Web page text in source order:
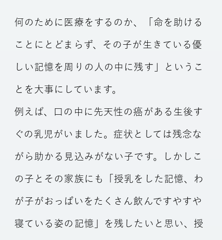
何のために医療をするのか、「命を助ける
ことにとどまらず、その子が生きている優
しい記憶を周りの人の中に残す」というこ
とを大事にしています。
例えば、口の中に先天性の癌がある生後す
ぐの乳児がいました。症状としては残念な
がら助かる見込みがない子です。しかしこ
の子とその家族にも「授乳をした記憶、わ
が子がおっぱいをたくさん飲んですやすや
寝ている姿の記憶」を残したいと思い、授